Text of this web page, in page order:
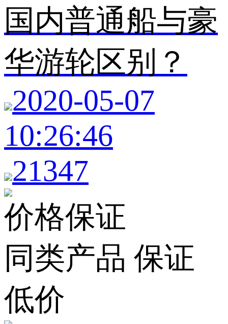
国内普通船与豪
华游轮区别？
2020-05-07
10:26:46
21347
价格保证
同类产品 保证
低价